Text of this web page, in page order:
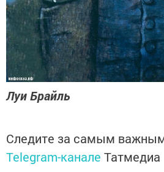
Луи Брайль
Следите за самым
Telegram-канале Татмедиа